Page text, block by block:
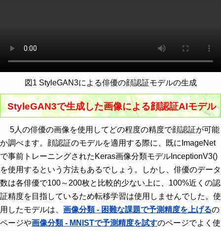
図1 StyleGAN3による俳優の顔認証モデルの生成
StyleGAN3で生成した画像による顔認証AIモデル
5人の俳優の画像を使用してどの程度の精度で顔認証が可能
か調べます。顔認証のモデルを適用する際に、既にImageNet
で事前トレーニングされたKeras画像分類モデルInceptionV3()
を使用するという方法もあるでしょう。しかし、俳優のデータ
数は各俳優で100～200枚と比較的少ない上に、100%近くの認
証精度を目指しているため転移学習は使用しませんでした。使
用したモデルは、 画像分類 - 困難な課題で予測精度を上げるの
ページや画像分類 - MNISTで予測精度を試すのページでよく使